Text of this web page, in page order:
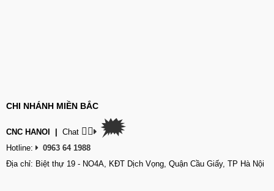
CHI NHÁNH MIỀN BẮC
CNC HANOI Chat 👉🏽 🗯
Hotline:
0963 64 1988
Địa chỉ: Biệt thự 19 - NO4A, KĐT Dịch Vọng, Quận Cầu Giấy, TP Hà Nội